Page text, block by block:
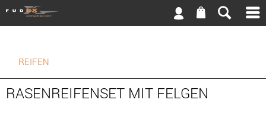
REIFEN
RASENREIFENSET MIT FELGEN